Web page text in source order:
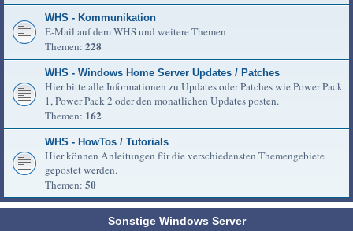
WHS - Kommunikation
E-Mail auf dem WHS und weitere Themen
Themen: 228
WHS - Windows Home Server Updates / Patches
Hier bitte alle Informationen zu Updates oder Patches wie Power Pack
1, Power Pack 2 oder den monatlichen Updates posten.
Themen: 162
WHS - HowTos / Tutorials
Hier können Anleitungen für die verschiedensten Themengebiete
gepostet werden.
Themen: 50
Sonstige Windows Server